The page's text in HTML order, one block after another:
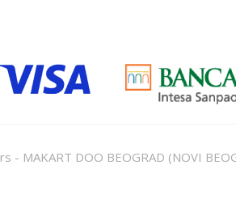
- MAKART DOO BEOGRAD (NOVI